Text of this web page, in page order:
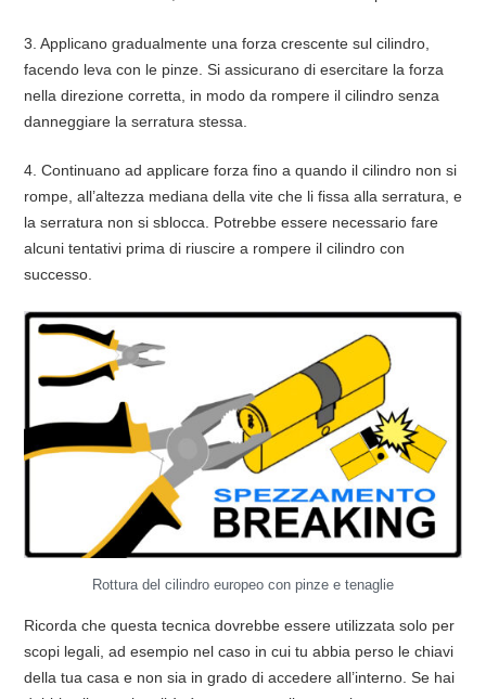
3. Applicano gradualmente una forza crescente sul cilindro,
facendo leva con le pinze. Si assicurano di esercitare la forza
nella direzione corretta, in modo da rompere il cilindro senza
danneggiare la serratura stessa.
4. Continuano ad applicare forza fino a quando il cilindro non si
rompe, all’altezza mediana della vite che li fissa alla serratura, e
la serratura non si sblocca. Potrebbe essere necessario fare
alcuni tentativi prima di riuscire a rompere il cilindro con
successo.
Rottura del cilindro europeo con pinze e tenaglie
Ricorda che questa tecnica dovrebbe essere utilizzata solo per
scopi legali, ad esempio nel caso in cui tu abbia perso le chiavi
della tua casa e non sia in grado di accedere all’interno. Se hai